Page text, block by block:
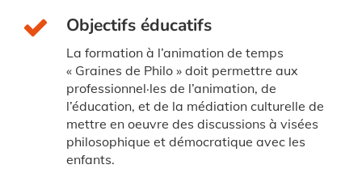
Objectifs éducatifs
La formation à l’animation de temps
« Graines de Philo » doit permettre aux
professionnel·les de l’animation, de
l’éducation, et de la médiation culturelle de
mettre en oeuvre des discussions à visées
philosophique et démocratique avec les
enfants.